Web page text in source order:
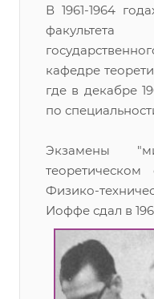
В 1961-1964
кафедре
где в декабре
по
Экзамены
теоретическом
Физико-
Иоффе сдал в